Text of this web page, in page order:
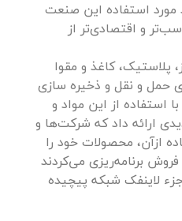
مورد استفاده این صنعت
و اقتصادی‌تر از
پلاستیک، کاغذ و مقوا
حمل و نقل و ذخیره سازی
استفاده از این مواد و
ارائه داد که شرکت‌ها و
ازآن، محصولات خود را
برنامه‌ریزی می‌کردند
لاینفک شبکه پیچیده